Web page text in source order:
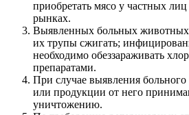
приобретать мясо у частных
рынках.
Выявленных больных животных
их трупы сжигать;
необходимо обеззараживать
препаратами.
При случае выявления больного
или продукции от него
уничтожению.